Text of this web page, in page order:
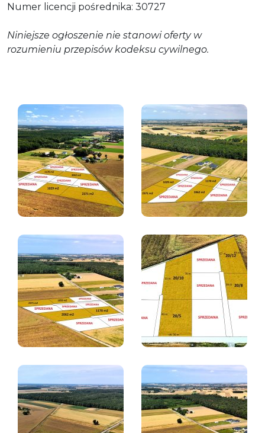
Numer licencji pośrednika: 30727
Niniejsze ogłoszenie nie stanowi oferty w
rozumieniu przepisów kodeksu cywilnego.